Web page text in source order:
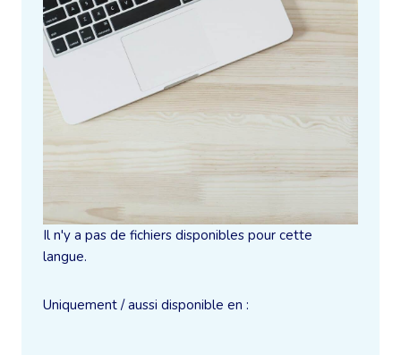
Il n'y a pas de fichiers disponibles pour cette
langue.
Uniquement / aussi disponible en :